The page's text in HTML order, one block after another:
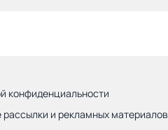
конфиденциальности
и рекламных материалов